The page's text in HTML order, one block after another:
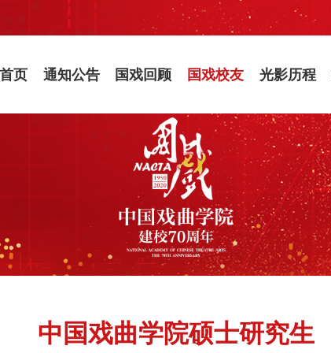
页 通知公告 国戏回顾 国戏校友 光影历程
中国戏曲学院硕士研究生